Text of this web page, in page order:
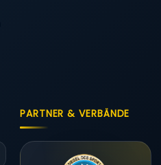
PARTNER & VERBÄNDE